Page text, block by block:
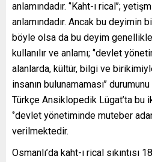
anlamındadır. ‘’Kaht-ı rical’’;
anlamındadır. Ancak bu deyimin
böyle olsa da bu deyim
kullanılır ve anlamı; ‘’devlet
alanlarda, kültür, bilgi ve
insanın bulunamaması’’
Türkçe Ansiklopedik Lügat’ta bu
‘’devlet yönetiminde muteber
verilmektedir.
Osmanlı’da kaht-ı rical sıkıntısı